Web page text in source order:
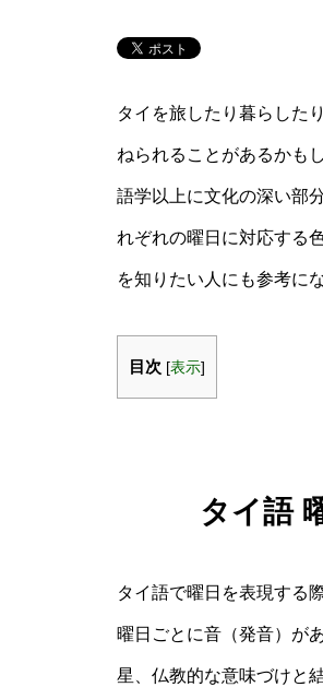
タイを旅したり暮らした
ねられることがあるかも
語学以上に文化の深い部
れぞれの曜日に対応する
を知りたい人にも参考に
目次 [表示]
タイ語
タイ語で曜日を表現する
曜日ごとに音（発音）が
星、仏教的な意味づけと